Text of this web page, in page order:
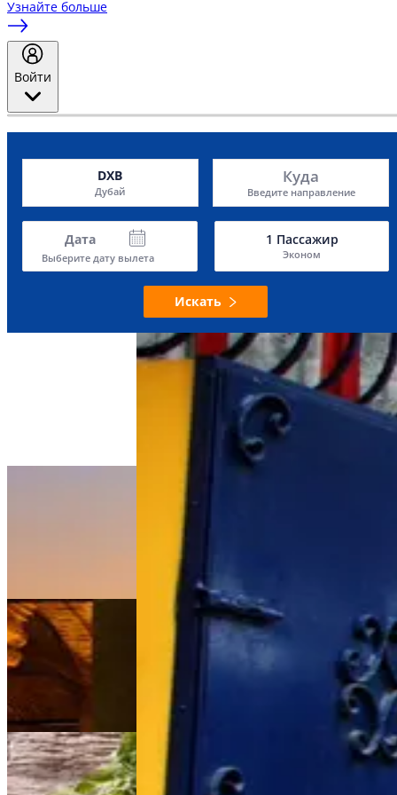
Узнайте больше
Войти
DXB
Дубай
Куда
Введите направление
Дата
Выберите дату вылета
1 Пассажир
Эконом
Искать